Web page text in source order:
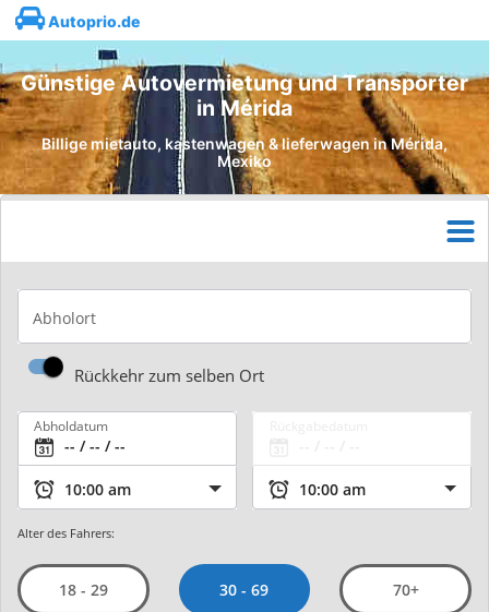
Autoprio.de
Günstige Autovermietung und Transporter
in Mérida
Billige mietauto, kastenwagen & lieferwagen in Mérida,
Mexiko
Abholort
Rückkehr zum selben Ort
Abholdatum
Alter des Fahrers:
18 - 29 30 - 69 70+